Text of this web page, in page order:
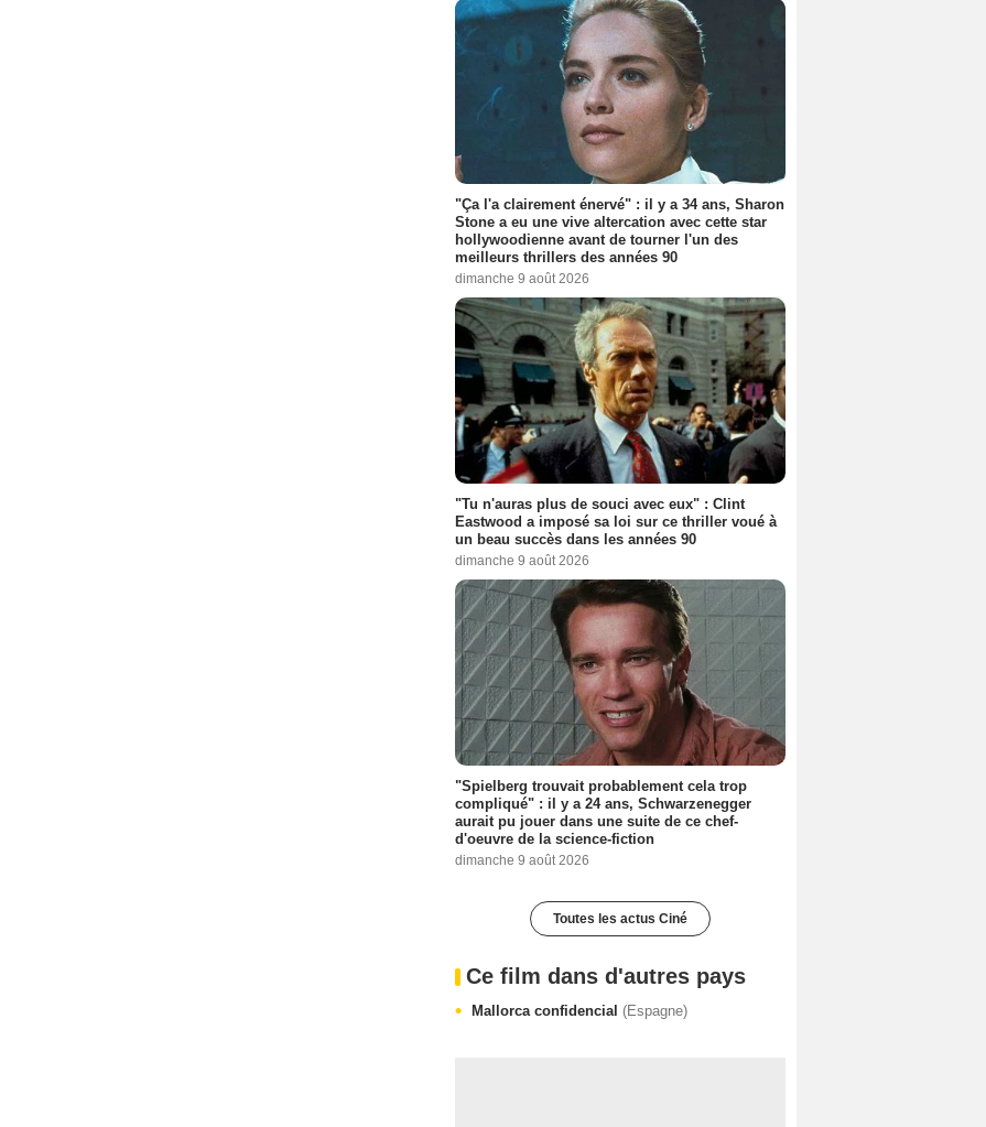
"Ça l'a clairement énervé" : il y a 34 ans, Sharon
Stone a eu une vive altercation avec cette star
hollywoodienne avant de tourner l'un des
meilleurs thrillers des années 90
dimanche 9 août 2026
"Tu n'auras plus de souci avec eux" : Clint
Eastwood a imposé sa loi sur ce thriller voué à
un beau succès dans les années 90
dimanche 9 août 2026
"Spielberg trouvait probablement cela trop
compliqué" : il y a 24 ans, Schwarzenegger
aurait pu jouer dans une suite de ce chef-
d'oeuvre de la science-fiction
dimanche 9 août 2026
Toutes les actus Ciné
Ce film dans d'autres pays
Mallorca confidencial (Espagne)